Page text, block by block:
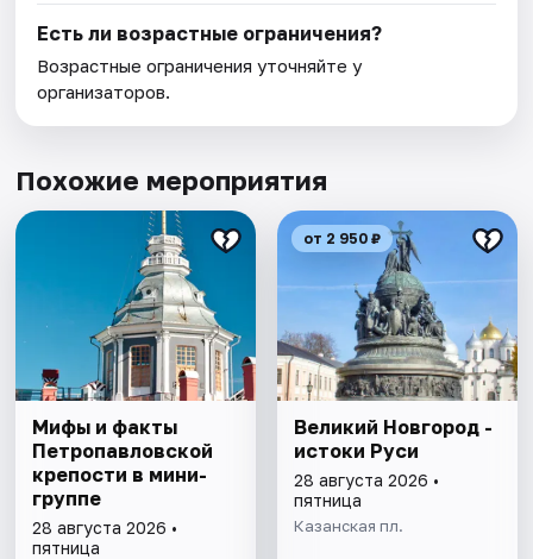
Есть ли возрастные ограничения?
Возрастные ограничения уточняйте у
организаторов.
Похожие мероприятия
Мифы и факты
Петропавловской
крепости в мини-
группе
28 августа 2026 •
пятница
от 2 950 ₽
Великий Новгород -
истоки Руси
28 августа 2026 •
пятница
Казанская пл.